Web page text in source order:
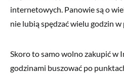
internetowych. Panowie są o
nie lubią spędzać wielu godzin w
Skoro to samo wolno zakupić w
godzinami buszować po